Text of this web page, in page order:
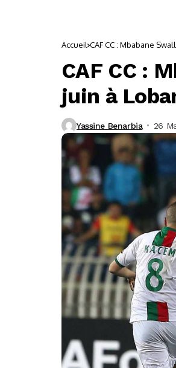
Accueil CAF CC : Mbabane
CAF CC :
juin à
Yassine Benarbia 26